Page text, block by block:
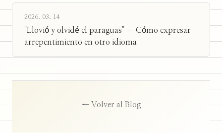
2026. 03. 14
"Llovió y olvidé el paraguas" — Cómo expresar
arrepentimiento en otro idioma
← Volver al Blog